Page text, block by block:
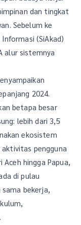
dan tingkat
Sebelum ke
(SiAkad)
alur sistemnya
2024.
betapa besar
lebih dari 3,5
ekosistem
pengguna
hingga Papua,
di pulau
bekerja,